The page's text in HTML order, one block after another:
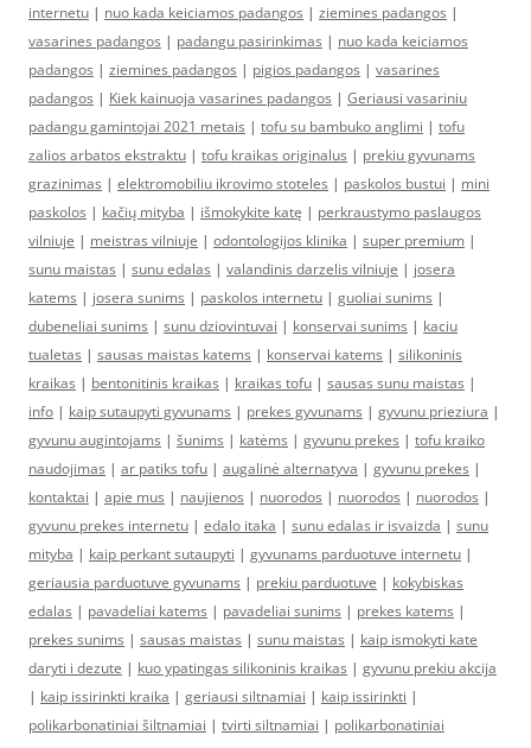
internetu | nuo kada keiciamos padangos | ziemines padangos |
vasarines padangos | padangu pasirinkimas | nuo kada keiciamos
padangos | ziemines padangos | pigios padangos | vasarines
padangos | Kiek kainuoja vasarines padangos | Geriausi vasariniu
padangu gamintojai 2021 metais | tofu su bambuko anglimi | tofu
zalios arbatos ekstraktu | tofu kraikas originalus | prekiu gyvunams
grazinimas | elektromobiliu ikrovimo stoteles | paskolos bustui | mini
paskolos | kačių mityba | išmokykite katę | perkraustymo paslaugos
vilniuje | meistras vilniuje | odontologijos klinika | super premium |
sunu maistas | sunu edalas | valandinis darzelis vilniuje | josera
katems | josera sunims | paskolos internetu | guoliai sunims |
dubeneliai sunims | sunu dziovintuvai | konservai sunims | kaciu
tualetas | sausas maistas katems | konservai katems | silikoninis
kraikas | bentonitinis kraikas | kraikas tofu | sausas sunu maistas |
info | kaip sutaupyti gyvunams | prekes gyvunams | gyvunu prieziura |
gyvunu augintojams | šunims | katėms | gyvunu prekes | tofu kraiko
naudojimas | ar patiks tofu | augalinė alternatyva | gyvunu prekes |
kontaktai | apie mus | naujienos | nuorodos | nuorodos | nuorodos |
gyvunu prekes internetu | edalo itaka | sunu edalas ir isvaizda | sunu
mityba | kaip perkant sutaupyti | gyvunams parduotuve internetu |
geriausia parduotuve gyvunams | prekiu parduotuve | kokybiskas
edalas | pavadeliai katems | pavadeliai sunims | prekes katems |
prekes sunims | sausas maistas | sunu maistas | kaip ismokyti kate
daryti i dezute | kuo ypatingas silikoninis kraikas | gyvunu prekiu akcija
| kaip issirinkti kraika | geriausi siltnamiai | kaip issirinkti |
polikarbonatiniai šiltnamiai | tvirti siltnamiai | polikarbonatiniai